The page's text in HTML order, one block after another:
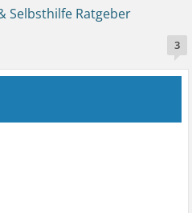
Selbsthilfe Ratgeber
3